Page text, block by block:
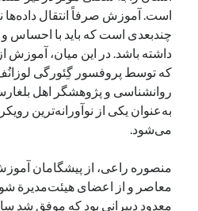
است. آموزش صرفاً انتقال داده‌ها
چندبعدی است که باید با احساس و
داشته باشد. در این میان، آموزش
که توسط پروفسور گِئورگی
روانشناسی و پژوهشگر اهل
به‌عنوان یکی از نوآورانه‌ترین
می‌شود.
منصوره راعی، از پیشگامان
معاصر و از اعضای هیئت‌مدیرة